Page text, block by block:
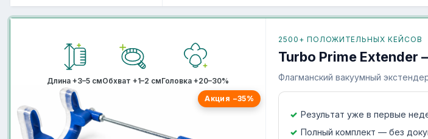
Длина +3–5 смОбхват +1–2 смГоловка +20–30%
Акция −35%
2500+ ПОЛОЖИТЕЛЬНЫХ КЕЙСОВ
Turbo Prime Extender
Флагманский вакуумный
Результат уже в первые
Полный комплект — без